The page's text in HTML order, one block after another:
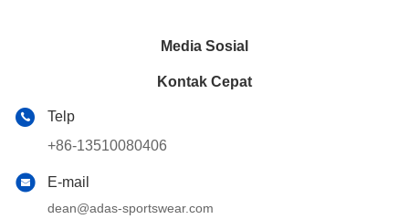
Media Sosial
Kontak Cepat
Telp
+86-13510080406
E-mail
dean@adas-sportswear.com